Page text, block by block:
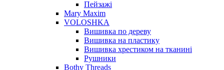
Пейзажі
Mary Maxim
VOLOSHKA
Вишивка по дереву
Вишивка на пластику
Вишивка хрестиком на тканині
Рушники
Bothy Threads